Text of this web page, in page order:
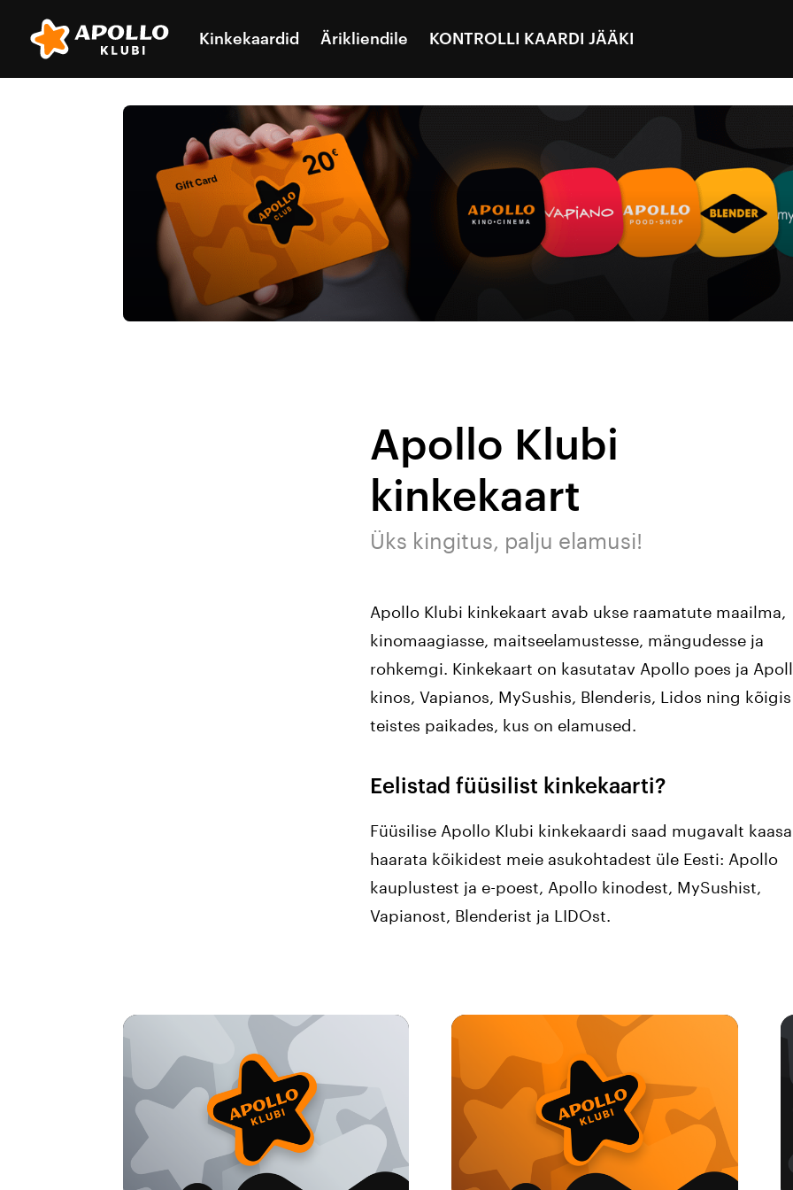
Kinkekaardid Ärikliendile KONTROLLI KAARDI JÄÄKI
Apollo Klubi
kinkekaart
Üks kingitus, palju elamusi!
Apollo Klubi kinkekaart avab ukse raamatute maailma,
kinomaagiasse, maitseelamustesse, mängudesse ja
rohkemgi. Kinkekaart on kasutatav Apollo poes ja
kinos, Vapianos, MySushis, Blenderis, Lidos ning kõigis
teistes paikades, kus on elamused.
Eelistad füüsilist kinkekaarti?
Füüsilise Apollo Klubi kinkekaardi saad mugavalt kaasa
haarata kõikidest meie asukohtadest üle Eesti: Apollo
kauplustest ja e-poest, Apollo kinodest, MySushist,
Vapianost, Blenderist ja LIDOst.